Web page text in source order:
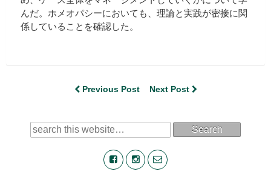
んだ。ホメオパシーにおいても、理論と実践が密接に関
係していることを確認した。
Previous Post Next Post
Search